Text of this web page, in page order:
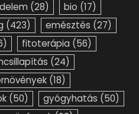
(28) bio (17)
(423) emésztés (27)
fitoterápia (56)
(24)
(18)
(50) gyógyhatás (50)